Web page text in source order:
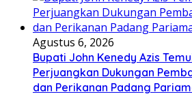
Agustus 6, 2026
Bupati John Kenedy Azis
Perjuangkan Dukungan
dan Perikanan Padang